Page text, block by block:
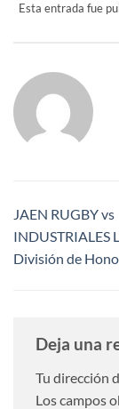
Esta entrada fue
JAEN RUGBY vs
INDUSTRIALES
División de
Deja una
Tu dirección
Los campos